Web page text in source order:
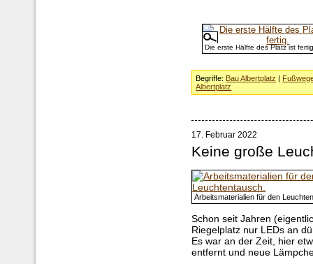
Die erste Hälfte des Platz ist
Begriffe: Bau Albertplatz |
Albertplatz
17. Februar 2022
Keine große
Arbeitsmaterialien für den
Schon seit Jahren
Riegelplatz nur LEDs an
Es war an der Zeit, hier
entfernt und neue